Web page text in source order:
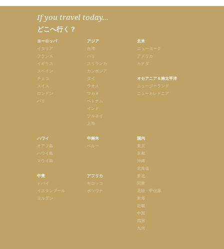
If you travel today...
どこへ行く？
ヨーロッパ
イタリア
フランス
イギリス
スペイン
チェコ
スイス
ロンドン
パリ
ハワイ
オアフ島
ハワイ島
マウイ島
中東
ドバイ
イスタンブール
ヨルダン
アジア
台湾
バリ
スリランカ
カンボジア
タイ
ラオス
マカオ
ベトナム
インド
ブルネイ
上海
中南米
ペルー
アフリカ
モロッコ
ボツワナ
北米
ニューヨーク
アメリカ
カナダ
オセアニア＆南太平洋
ニュージーランド
ニューカレドニア
国内
東京
京都
沖縄
北海道
東北
関東
北陸・甲信越
東海
近畿
中国
四国
九州